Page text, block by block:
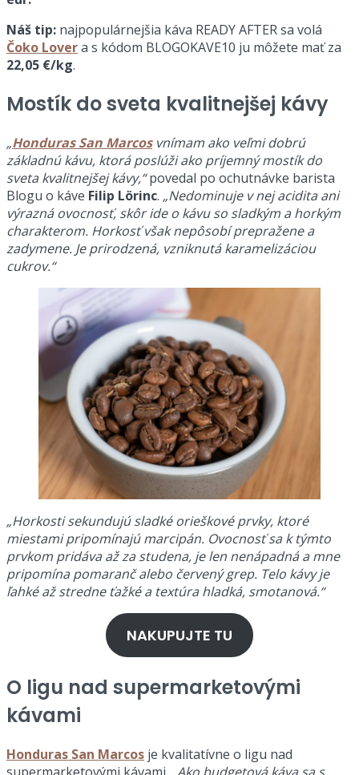
Náš tip: najpopulárnejšia káva READY AFTER sa volá
Čoko Lovera s kódom BLOGOKAVE10 ju môžete mať za
22,05 €/kg.
Mostík do sveta kvalitnejšej kávy
„Honduras San Marcosvnímam ako veľmi dobrú
základnú kávu, ktorá poslúži ako príjemný mostík do
sveta kvalitnejšej kávy,“povedal po ochutnávke barista
Blogu o káve Filip Lörinc. „Nedominuje v nej acidita ani
výrazná ovocnosť, skôr ide o kávu so sladkým a horkým
charakterom. Horkosť však nepôsobí prepražene a
zadymene. Je prirodzená, vzniknutá karamelizáciou
cukrov.“
„Horkosti sekundujú sladké orieškové prvky, ktoré
miestami pripomínajú marcipán. Ovocnosť sa k týmto
prvkom pridáva až za studena, je len nenápadná a mne
pripomína pomaranč alebo červený grep. Telo kávy je
ľahké až stredne ťažké a textúra hladká, smotanová.“
NAKUPUJTE TU
O ligu nad supermarketovými
kávami
Honduras San Marcos je kvalitatívne o ligu nad
supermarketovými kávami.
„Ako budgetová káva sa s